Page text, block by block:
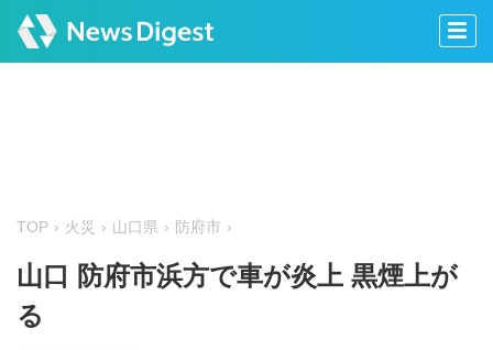
TOP 火災 山口県 防府市
山口 防府市浜方で車が炎上 黒煙上が
る